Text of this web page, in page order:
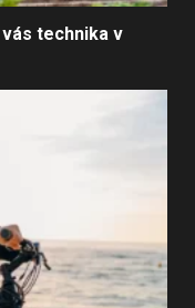
technika v